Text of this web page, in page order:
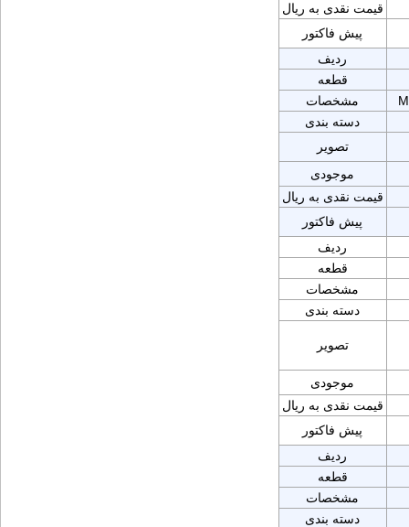
قیمت نقدی به ریال
پیش فاکتور
ردیف
قطعه
مشخصات
دسته بندی
تصویر
موجودی
قیمت نقدی به ریال
پیش فاکتور
ردیف
قطعه
مشخصات
دسته بندی
تصویر
موجودی
قیمت نقدی به ریال
پیش فاکتور
ردیف
قطعه
مشخصات
دسته بندی